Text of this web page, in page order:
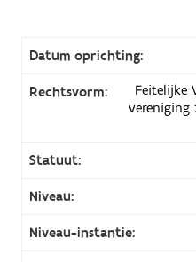
Datum oprichting:
Rechtsvorm:
Feitelijke
vereniging
Statuut:
Niveau:
Niveau-instantie: